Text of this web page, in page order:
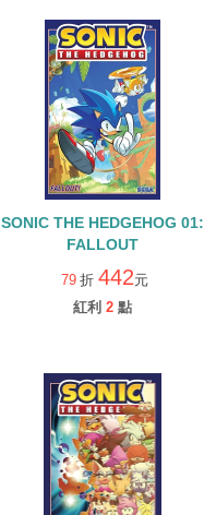
SONIC THE HEDGEHOG 01:
FALLOUT
79 折 442元
紅利 2 點